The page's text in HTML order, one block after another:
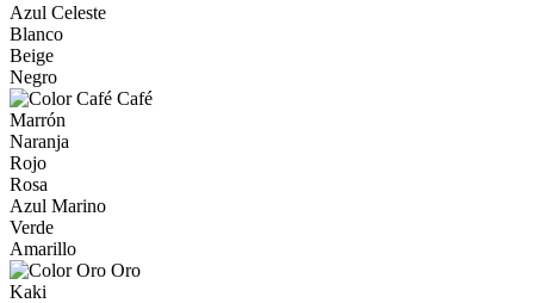
Azul Celeste
Blanco
Beige
Negro
Café
Marrón
Naranja
Rojo
Rosa
Azul Marino
Verde
Amarillo
Oro
Kaki